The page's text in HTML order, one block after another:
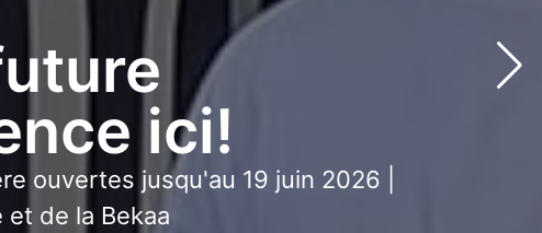
ici!
ouvertes jusqu'au 19 juin 2026 |
et de la Bekaa